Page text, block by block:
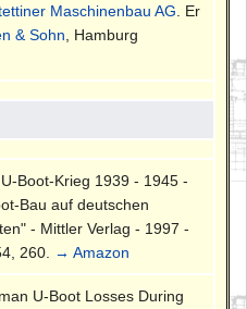
Maschinenbau AG . Er
& Sohn , Hamburg
Boot-Krieg 1939 - 1945 -
Bau auf deutschen
- Mittler Verlag - 1997 -
260.
→ Amazon
U-Boot Losses During